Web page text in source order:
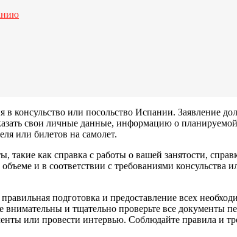
или посольство Испании. Заявление
свои личные данные, информацию о
или билетов на самолет.
как справка с работы о вашей занятости,
и в соответствии с требованиями консульства
подготовка и предоставление всех
и тщательно проверьте все документы
или провести интервью. Соблюдайте правила и